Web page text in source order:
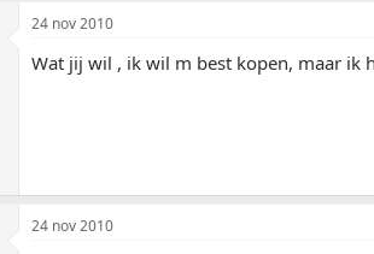
24 nov 2010
Wat jij wil , ik wil m best kopen, maar ik
24 nov 2010